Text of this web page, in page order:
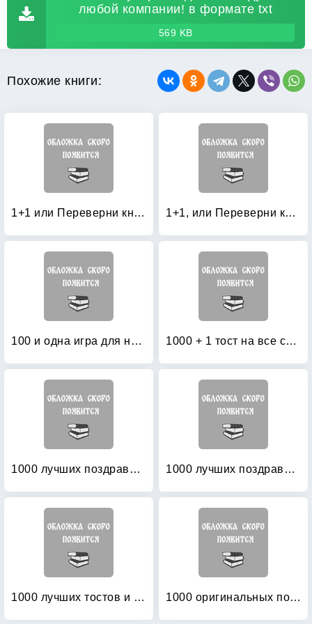
любой компании! в формате txt
569 KB
Похожие книги:
1+1 или Переверни книгу: Великолепные поздравления и тосты на все случаи жизни. Незабываемые сценарии для праздников и вечеринок 1+1, или Переверни книгу: Блестящие тосты и поздравления с изюминкой. Оригинальные игры и приколы с фантазией. Праздничное застолье
100 и одна игра для нетрезвой компании 1000 + 1 тост на все случаи жизни
1000 лучших поздравлений в стихах на все случаи жизни 1000 лучших поздравлений в стихах на все случаи жизни
1000 лучших тостов и поздравлений в стихах на все случаи жизни 1000 оригинальных поздравлений в стихах